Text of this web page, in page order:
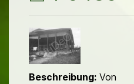
l
d
Beschreibung: Von